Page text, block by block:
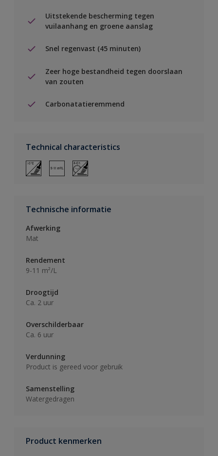
Uitstekende bescherming tegen
vuilaanhang en groene aanslag
Snel regenvast (45 minuten)
Zeer hoge bestandheid tegen doorslaan
van zouten
Carbonatatieremmend
Technical characteristics
Technische informatie
Afwerking
Mat
Rendement
9-11 m²/L
Droogtijd
Ca. 2 uur
Overschilderbaar
Ca. 6 uur
Verdunning
Product is gereed voor gebruik
Samenstelling
Watergedragen
Product kenmerken